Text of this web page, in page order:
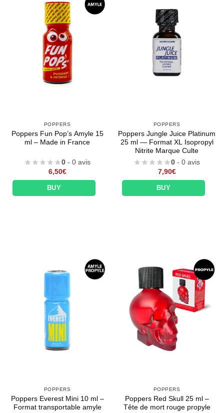
POPPERS
Poppers Fun Pop’s Amyle 15
ml – Made in France
0 - 0 avis
6,50€
BUY
POPPERS
Poppers Jungle Juice Platinum
25 ml — Format XL Isopropyl
Nitrite Marque Culte
0 - 0 avis
7,90€
BUY
POPPERS
Poppers Everest Mini 10 ml –
Format transportable amyle
POPPERS
Poppers Red Skull 25 ml –
Tête de mort rouge propyle